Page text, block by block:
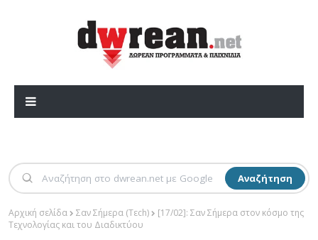
Αναζήτηση
Αρχική σελίδα Σαν Σήμερα (Τεch)
[17/02]: Σαν Σήμερα στον κόσμο της
Τεχνολογίας και του Διαδικτύου